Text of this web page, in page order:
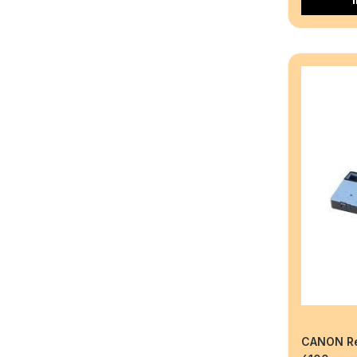
CANON